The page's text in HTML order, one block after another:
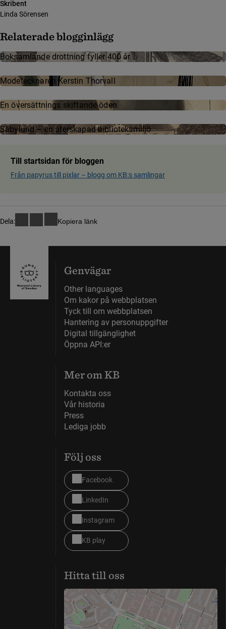
Skribent
Linda Sörensen
Relaterade blogginlägg
Boksamlande drottning fyller 400 år
Mode­teck­na­ren Kerstin Thor­vall
En översättnings skiftande öden
Säbylund – en återskapad biblioteksmiljö
Till startsidan för bloggen
Från papyrus till pixlar ­– blog­g om KB:s samling­ar
Dela: Kopiera länk
Genvägar
Other languages
Om kakor på webbplatsen
Tyck till om webbplatsen
Hantering av personuppgifter
Digital tillgänglighet
Öppna API:er
Mer om KB
Kontakta oss
Vår historia
Press
Lediga jobb
Följ oss
Facebook
LinkedIn
Instagram
KB play
Hitta till oss